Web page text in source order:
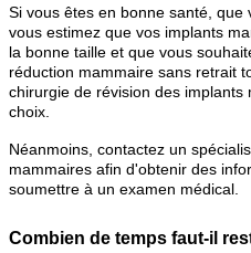
Si vous êtes en bonne santé,
vous estimez que vos implants
la bonne taille et que vous
réduction mammaire sans retrait
chirurgie de révision des
choix.
Néanmoins, contactez un
mammaires afin d'obtenir des
soumettre à un examen médical.
Combien de temps faut-il